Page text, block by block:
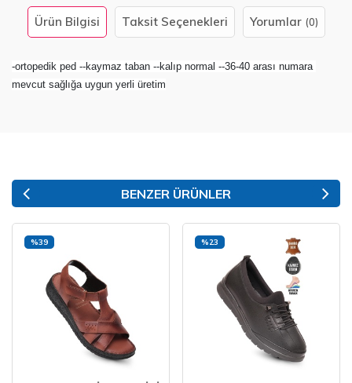
Ürün Bilgisi Taksit Seçenekleri Yorumlar (0)
-ortopedik ped --kaymaz taban --kalıp normal --36-40 arası numara
mevcut sağlığa uygun yerli üretim
BENZER ÜRÜNLER
%39 %23